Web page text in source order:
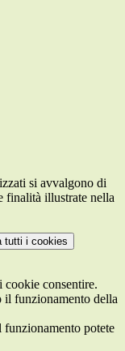
si avvalgono di
finalità illustrate nella
tutti i cookies
cookie consentire.
il funzionamento della
funzionamento potete